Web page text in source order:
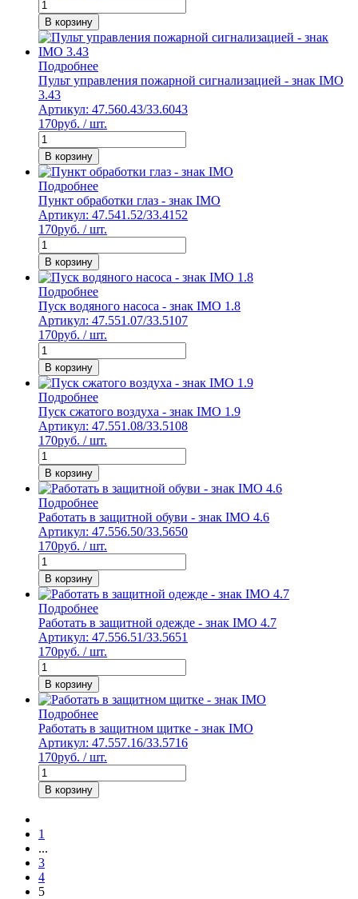
В корзину
Подробнее
Пульт управления пожарной сигнализацией - знак IMO
3.43
Артикул: 47.560.43/33.6043
170руб. / шт.
В корзину
Подробнее
Пункт обработки глаз - знак IMO
Артикул: 47.541.52/33.4152
170руб. / шт.
В корзину
Подробнее
Пуск водяного насоса - знак IMO 1.8
Артикул: 47.551.07/33.5107
170руб. / шт.
В корзину
Подробнее
Пуск сжатого воздуха - знак IMO 1.9
Артикул: 47.551.08/33.5108
170руб. / шт.
В корзину
Подробнее
Работать в защитной обуви - знак IMO 4.6
Артикул: 47.556.50/33.5650
170руб. / шт.
В корзину
Подробнее
Работать в защитной одежде - знак IMO 4.7
Артикул: 47.556.51/33.5651
170руб. / шт.
В корзину
Подробнее
Работать в защитном щитке - знак IMO
Артикул: 47.557.16/33.5716
170руб. / шт.
В корзину
1
...
3
4
5